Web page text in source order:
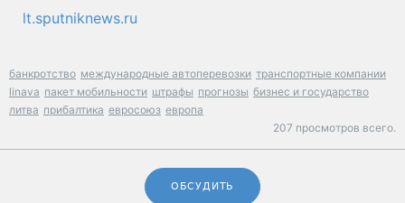
lt.sputniknews.ru
банкротство международные автоперевозки транспортные компании
linava пакет мобильности штрафы прогнозы бизнес и государство
литва прибалтика евросоюз европа
207 просмотров всего.
ОБСУДИТЬ